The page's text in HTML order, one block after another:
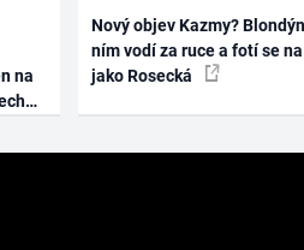
na
Nový objev Kazmy?
ním vodí za ruce a fotí se
jako Rosecká